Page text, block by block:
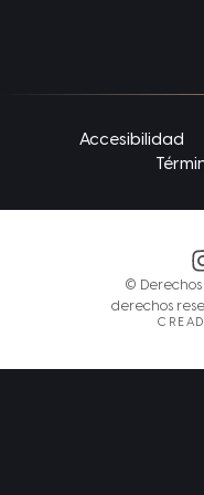
Accesibilidad
©️ Derechos
derechos